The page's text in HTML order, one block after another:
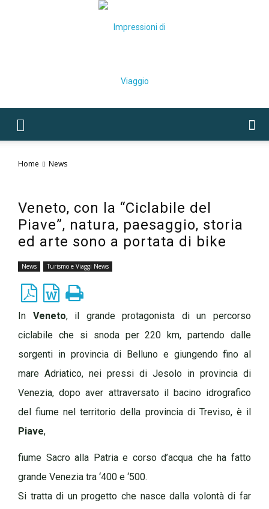
Viaggio
Home News
Veneto, con la “Ciclabile del
Piave”, natura, paesaggio, storia
ed arte sono a portata di bike
News Turismo e Viaggi News
In Veneto, il grande protagonista di un percorso
ciclabile che si snoda per 220 km, partendo dalle
sorgenti in provincia di Belluno e giungendo fino al
mare Adriatico, nei pressi di Jesolo in provincia di
Venezia, dopo aver attraversato il bacino idrografico
del fiume nel territorio della provincia di Treviso, è il
Piave,
fiume Sacro alla Patria e corso d’acqua che ha fatto
grande Venezia tra ‘400 e ‘500.
Si tratta di un progetto che nasce dalla volontà di far